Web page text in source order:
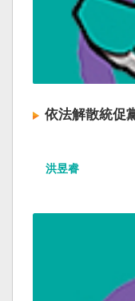
依法解散統促
洪昱睿